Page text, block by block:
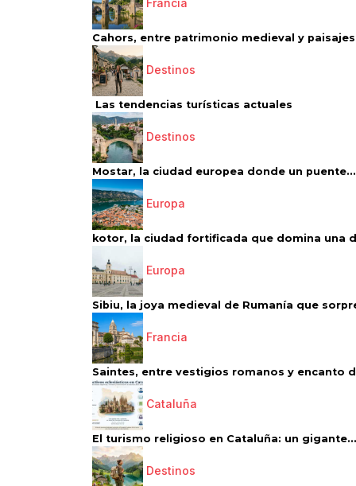
Cahors, entre patrimonio medieval y paisajes
Destinos
Las tendencias turísticas actuales
Destinos
Mostar, la ciudad europea donde un puente...
Europa
kotor, la ciudad fortificada que domina una
Europa
Sibiu, la joya medieval de Rumanía que
Francia
Saintes, entre vestigios romanos y encanto
Cataluña
El turismo religioso en Cataluña: un gigante...
Destinos